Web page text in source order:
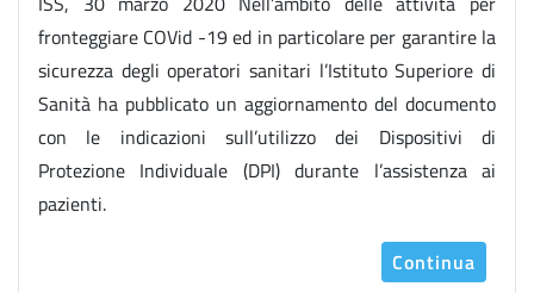
fronteggiare COVid -19 ed in particolare per garantire la
sicurezza degli operatori sanitari l’Istituto Superiore di
Sanità ha pubblicato un aggiornamento del documento
con le indicazioni sull’utilizzo dei Dispositivi di
Protezione Individuale (DPI) durante l’assistenza ai
pazienti.
Continua